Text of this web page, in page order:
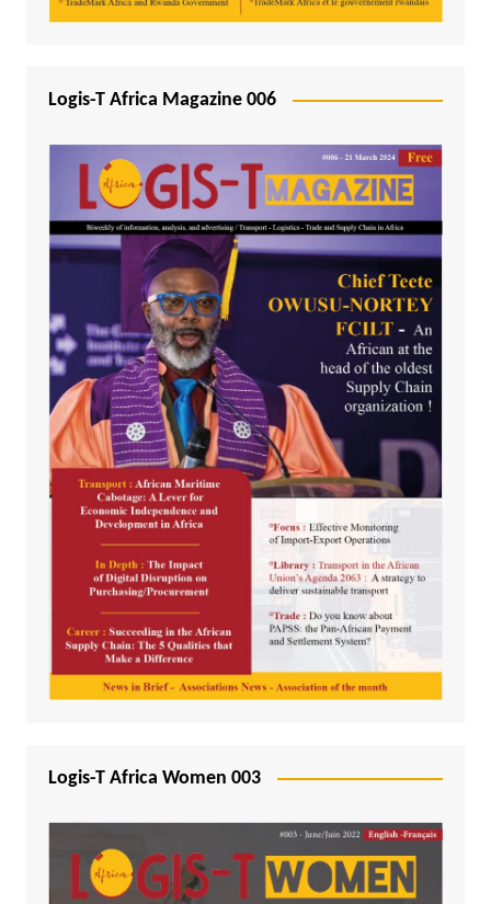
Logis-T Africa Magazine 006
Logis-T Africa Women 003